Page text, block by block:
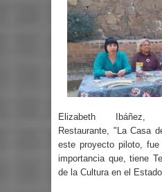
Elizabeth Ibáñez,
Restaurante, "La Casa
este proyecto piloto,
importancia que, tiene
de la Cultura en el